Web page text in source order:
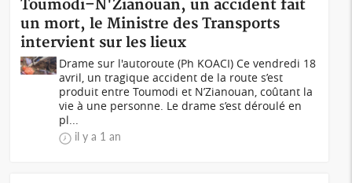
Toumodi–N'Zianouan, un accident fait
un mort, le Ministre des Transports
intervient sur les lieux
Drame sur l'autoroute (Ph KOACI) Ce vendredi 18
avril, un tragique accident de la route s’est
produit entre Toumodi et N’Zianouan, coûtant la
vie à une personne. Le drame s’est déroulé en
pl...
il y a 1 an